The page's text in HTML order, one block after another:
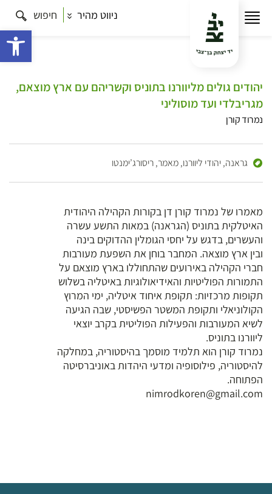
ניווט מהיר חיפוש
יהודים גולים מליוורנו בתוניס וקשריהם עם ארץ מוצאם,
מגריבלדי ועד מוסוליני
נמרוד קורן
גראנה,יהודי ליוורנו,מאמר,ריסורג’ימנטו
מאמרו של נמרוד קורן דן בקורות הקהילה היהודית
האיטלקית בתוניס (הגראנה) במאות התשע עשרה
והעשרים, בדגש על יחסי הגומלין ההדוקים בינה
ובין ארץ מוצאה. המחבר בוחן את השפעת מעורבות
חברי הקהילה באירועים שהתחוללו בארץ מוצאם על
התמורות הפוליטיות והאידיאולוגיות באיטליה בשלוש
תקופות מרכזיות: תקופת איחוד איטליה, ימי המרוץ
הקולוניאלי ותקופת המשטר הפשיסטי, שבה הגיעה
לשיא המעורבות והפעילות הפוליטית בקרב יוצאי
ליוורנו בתוניס.
נמרוד קורן הוא תלמיד מוסמך בהיסטוריה, במחלקה
להיסטוריה, פילוסופיה ומדעי היהדות באוניברסיטה
הפתוחה.
nimrodkoren@gmail.com